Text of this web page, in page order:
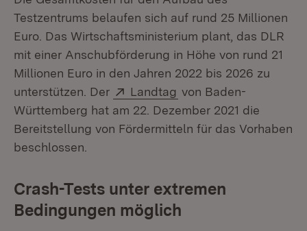
Testzentrums belaufen sich auf rund 25 Millionen
Euro. Das Wirtschaftsministerium plant, das DLR
mit einer Anschubförderung in Höhe von rund 21
Millionen Euro in den Jahren 2022 bis 2026 zu
unterstützen. Der
Extern:
Landtag (Öffnet in neuem
von Baden-
Württemberg hat am 22. Dezember 2021 die
Bereitstellung von Fördermitteln für das Vorhaben
beschlossen.
Crash-Tests unter extremen
Bedingungen möglich